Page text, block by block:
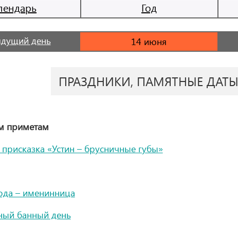
Год
день
ПРАЗДНИКИ, ПАМЯТНЫЕ ДАТЫ
приметам
«Устин – брусничные губы»
– именинница
банный день